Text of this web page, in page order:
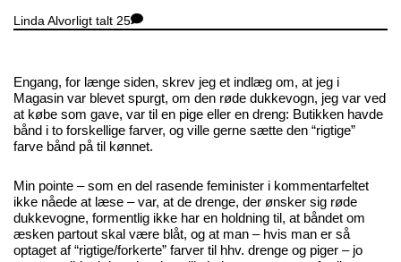
Linda Alvorligt talt 25
Engang, for længe siden, skrev jeg et indlæg om, at jeg i
Magasin var blevet spurgt, om den røde dukkevogn, jeg var ved
at købe som gave, var til en pige eller en dreng: Butikken havde
bånd i to forskellige farver, og ville gerne sætte den “rigtige”
farve bånd på til kønnet.
Min pointe – som en del rasende feminister i kommentarfeltet
ikke nåede at læse – var, at de drenge, der ønsker sig røde
dukkevogne, formentlig ikke har en holdning til, at båndet om
æsken partout skal være blåt, og at man – hvis man er så
optaget af “rigtige/forkerte” farver til hhv. drenge og piger – jo